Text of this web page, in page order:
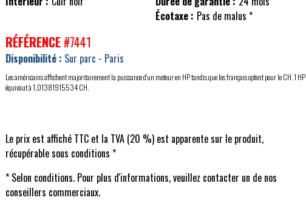
Écotaxe : Pas de malus *
RÉFÉRENCE#7441
Disponibilité : Sur parc - Paris
Les américains affichent majoritairement la puissance d'un moteur en HP tandis que les français optent pour le CH. 1 HP
équivaut à 1,01381915534 CH.
Le prix est affiché TTC et la TVA (20 %) est apparente sur le produit,
récupérable sous conditions *
* Selon conditions. Pour plus d'informations, veuillez contacter un de nos
conseillers commerciaux.